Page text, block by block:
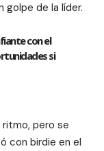
golpe de la líder.
con el
si
pero se
con birdie en el